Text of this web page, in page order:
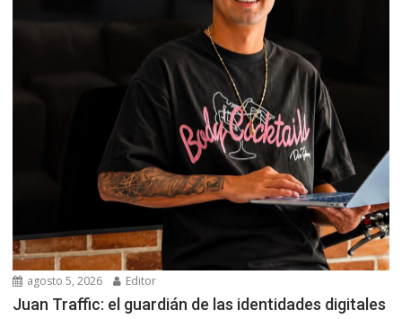
agosto 5, 2026 Editor
Juan Traffic: el guardián de las identidades digitales